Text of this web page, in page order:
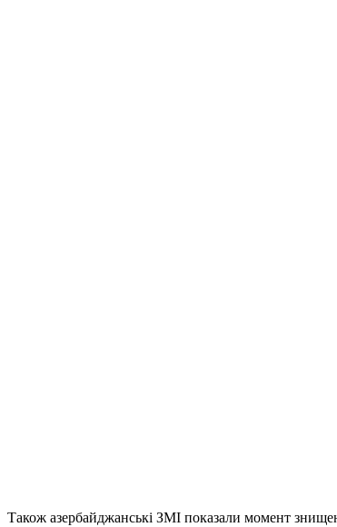
Також азербайджанські ЗМІ показали момент